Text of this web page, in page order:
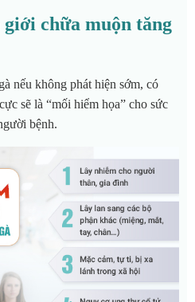
giới chữa muộn tăng
nếu không phát hiện sớm, có
sẽ là “mối hiểm họa” cho sức
bệnh.